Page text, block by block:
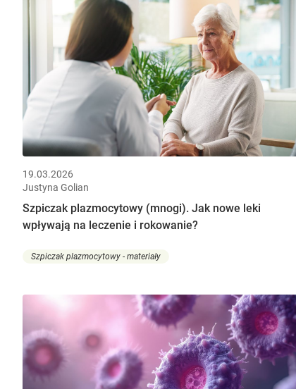
19.03.2026
Justyna Golian
Szpiczak plazmocytowy (mnogi). Jak nowe leki
wpływają na leczenie i rokowanie?
Szpiczak plazmocytowy - materiały